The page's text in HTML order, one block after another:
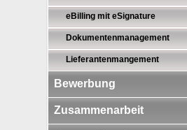
eBilling mit eSignature
Dokumentenmanagement
Lieferantenmangement
Bewerbung
Zusammenarbeit